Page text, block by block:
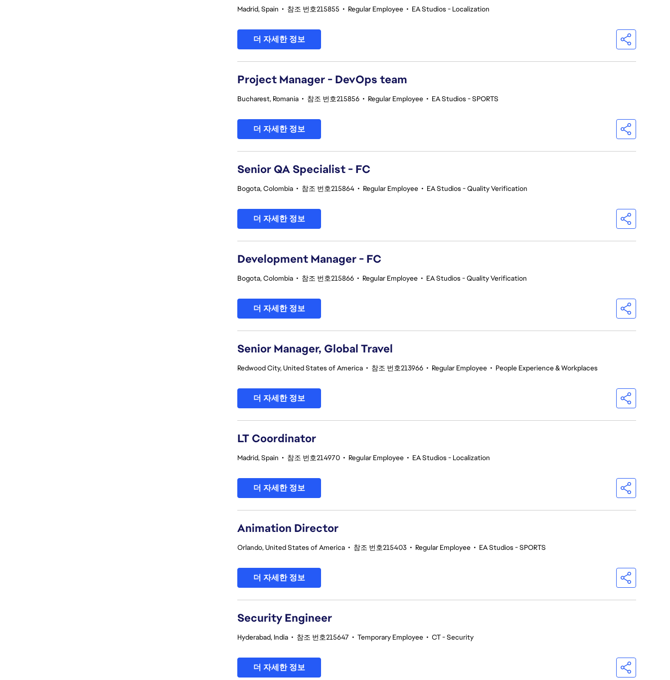
Madrid, Spain • 참조 번호215855 • Regular Employee • EA Studios - Localization
더 자세한 정보
Project Manager - DevOps team
Bucharest, Romania • 참조 번호215856 • Regular Employee • EA Studios - SPORTS
더 자세한 정보
Senior QA Specialist - FC
Bogota, Colombia • 참조 번호215864 • Regular Employee • EA Studios - Quality Verification
더 자세한 정보
Development Manager - FC
Bogota, Colombia • 참조 번호215866 • Regular Employee • EA Studios - Quality Verification
더 자세한 정보
Senior Manager, Global Travel
Redwood City, United States of America • 참조 번호213966 • Regular Employee • People Experience & Workplaces
더 자세한 정보
LT Coordinator
Madrid, Spain • 참조 번호214970 • Regular Employee • EA Studios - Localization
더 자세한 정보
Animation Director
Orlando, United States of America • 참조 번호215403 • Regular Employee • EA Studios - SPORTS
더 자세한 정보
Security Engineer
Hyderabad, India • 참조 번호215647 • Temporary Employee • CT - Security
더 자세한 정보